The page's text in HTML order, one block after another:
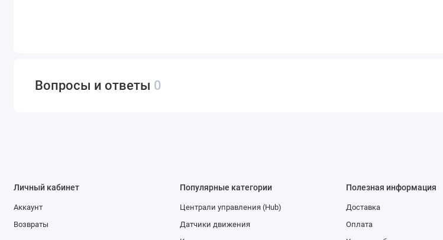
Вопросы и ответы 0
Личный кабинет
Аккаунт
Возвраты
Популярные категории
Централи управления (Hub)
Датчики движения
Полезная информация
Доставка
Оплата